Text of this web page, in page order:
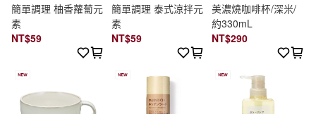
簡單調理 柚香蘿蔔元
素
NT$59
簡單調理 泰式涼拌元
素
NT$59
美濃燒咖啡杯/深米/
約330mL
NT$290